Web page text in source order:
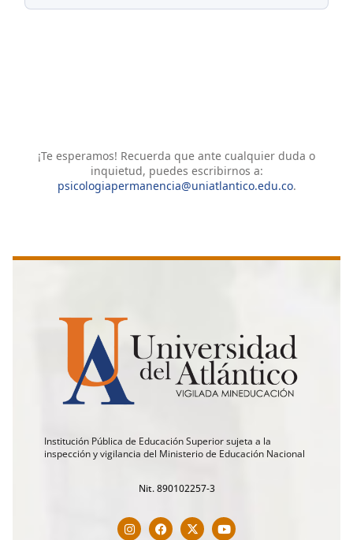
¡Te esperamos! Recuerda que ante cualquier duda o
inquietud, puedes escribirnos a:
psicologiapermanencia@uniatlantico.edu.co.
Institución Pública de Educación Superior sujeta a la
inspección y vigilancia del Ministerio de Educación Nacional
Nit. 890102257-3